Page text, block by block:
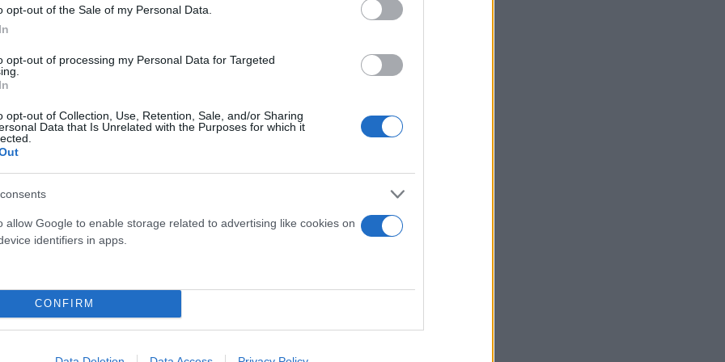
opt-out of the Sale of my Personal Data.
opt-out of processing my Personal Data for Targeted
opt-out of Collection, Use, Retention, Sale, and/or Sharing
Data that Is Unrelated with the Purposes for which it
allow Google to enable storage related to advertising like cookies on
identifiers in apps.
CONFIRM
Flash.grστην αναζήτηση τηςGoogle
του διαιτητή αλλάξαν το παιχνίδι - Η αποβολή ήταν
ενωμένοι» - Το «ευχαριστώ» στον κόσμο που
τη Μπαρτσελόνα παρά το 6-1 σε βάρος του
- Το ποσό που καλείται να πληρώσει μέχρι το τέλος